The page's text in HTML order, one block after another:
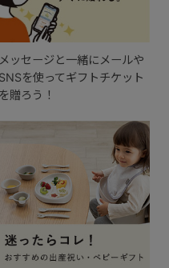
メッセージと一緒にメールや
SNSを使ってギフトチケット
を贈ろう！